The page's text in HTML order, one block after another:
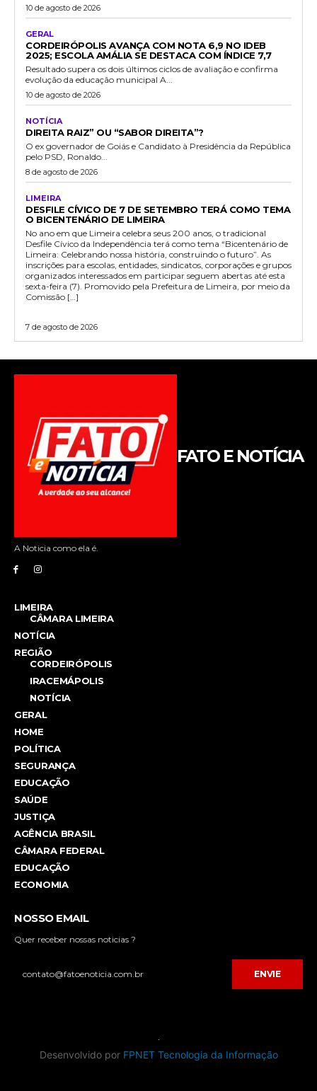
10 de agosto de 2026
GERAL
CORDEIRÓPOLIS AVANÇA COM NOTA 6,9 NO IDEB
2025; ESCOLA AMÁLIA SE DESTACA COM ÍNDICE 7,7
Resultado supera os dois últimos ciclos de avaliação e confirma
evolução da educação municipal A...
10 de agosto de 2026
NOTÍCIA
DIREITA RAIZ” OU “SABOR DIREITA”?
O ex governador de Goiás e Candidato à Presidência da República
pelo PSD, Ronaldo...
8 de agosto de 2026
LIMEIRA
DESFILE CÍVICO DE 7 DE SETEMBRO TERÁ COMO TEMA
O BICENTENÁRIO DE LIMEIRA
No ano em que Limeira celebra seus 200 anos, o tradicional
Desfile Cívico da Independência terá como tema “Bicentenário de
Limeira: Celebrando nossa história, construindo o futuro”. As
inscrições para escolas, entidades, sindicatos, corporações e grupos
organizados interessados em participar seguem abertas até esta
sexta-feira (7). Promovido pela Prefeitura de Limeira, por meio da
Comissão […]
7 de agosto de 2026
FATO E NOTÍCIA
A Noticia como ela é.
LIMEIRA
CÂMARA LIMEIRA
NOTÍCIA
REGIÃO
CORDEIRÓPOLIS
IRACEMÁPOLIS
NOTÍCIA
GERAL
HOME
POLÍTICA
SEGURANÇA
EDUCAÇÃO
SAÚDE
JUSTIÇA
AGÊNCIA BRASIL
CÂMARA FEDERAL
EDUCAÇÃO
ECONOMIA
NOSSO EMAIL
Quer receber nossas noticias ?
ENVIE
Desenvolvido por FPNET Tecnologia da Informação